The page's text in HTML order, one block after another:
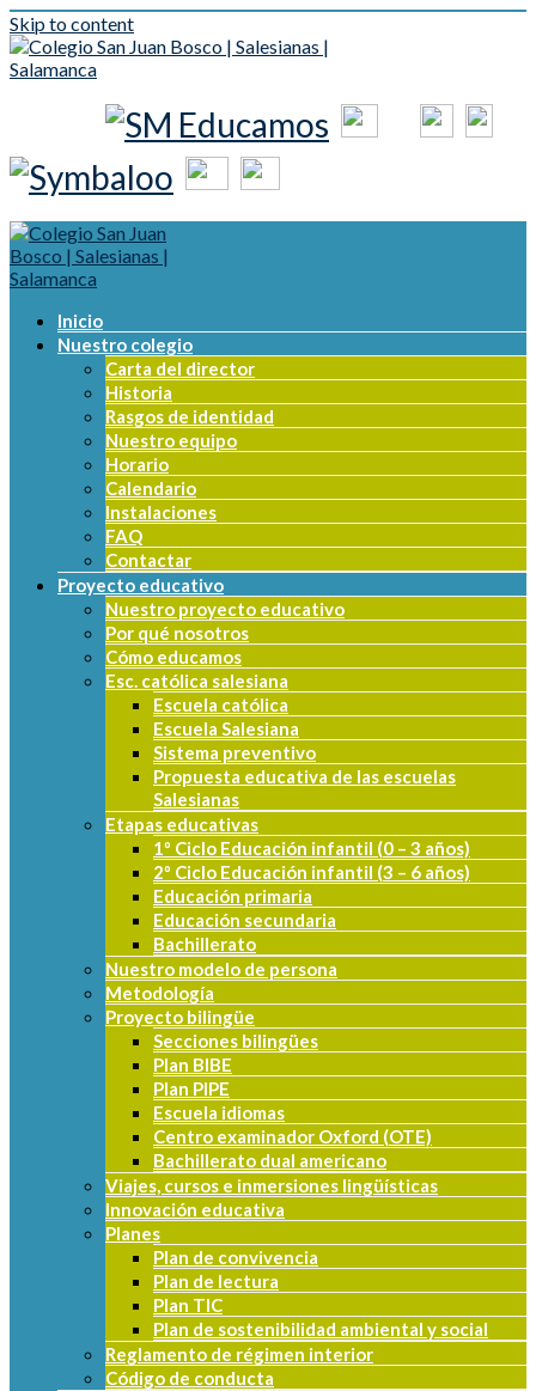
Skip to content
Inicio
Nuestro colegio
Carta del director
Historia
Rasgos de identidad
Nuestro equipo
Horario
Calendario
Instalaciones
FAQ
Contactar
Proyecto educativo
Nuestro proyecto educativo
Por qué nosotros
Cómo educamos
Esc. católica salesiana
Escuela católica
Escuela Salesiana
Sistema preventivo
Propuesta educativa de las escuelas
Salesianas
Etapas educativas
1º Ciclo Educación infantil (0 – 3 años)
2º Ciclo Educación infantil (3 – 6 años)
Educación primaria
Educación secundaria
Bachillerato
Nuestro modelo de persona
Metodología
Proyecto bilingüe
Secciones bilingües
Plan BIBE
Plan PIPE
Escuela idiomas
Centro examinador Oxford (OTE)
Bachillerato dual americano
Viajes, cursos e inmersiones lingüísticas
Innovación educativa
Planes
Plan de convivencia
Plan de lectura
Plan TIC
Plan de sostenibilidad ambiental y social
Reglamento de régimen interior
Código de conducta